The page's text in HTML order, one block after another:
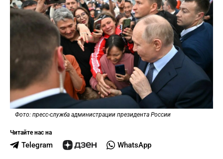
Фото: пресс-служба администрации президента России
Читайте нас на
Telegram WhatsApp